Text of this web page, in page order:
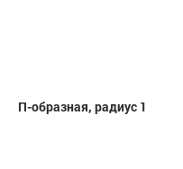
П-образная, радиус 1